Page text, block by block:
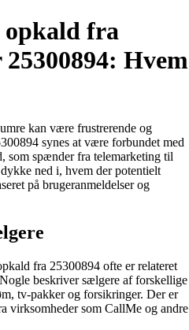
opkald fra
Hvem
kan være frustrerende og
synes at være forbundet med
som spænder fra telemarketing til
ned i, hvem der potentielt
på brugeranmeldelser og
fra 25300894 ofte er relateret
beskriver sælgere af forskellige
tv-pakker og forsikringer. Der er
virksomheder som CallMe og andre